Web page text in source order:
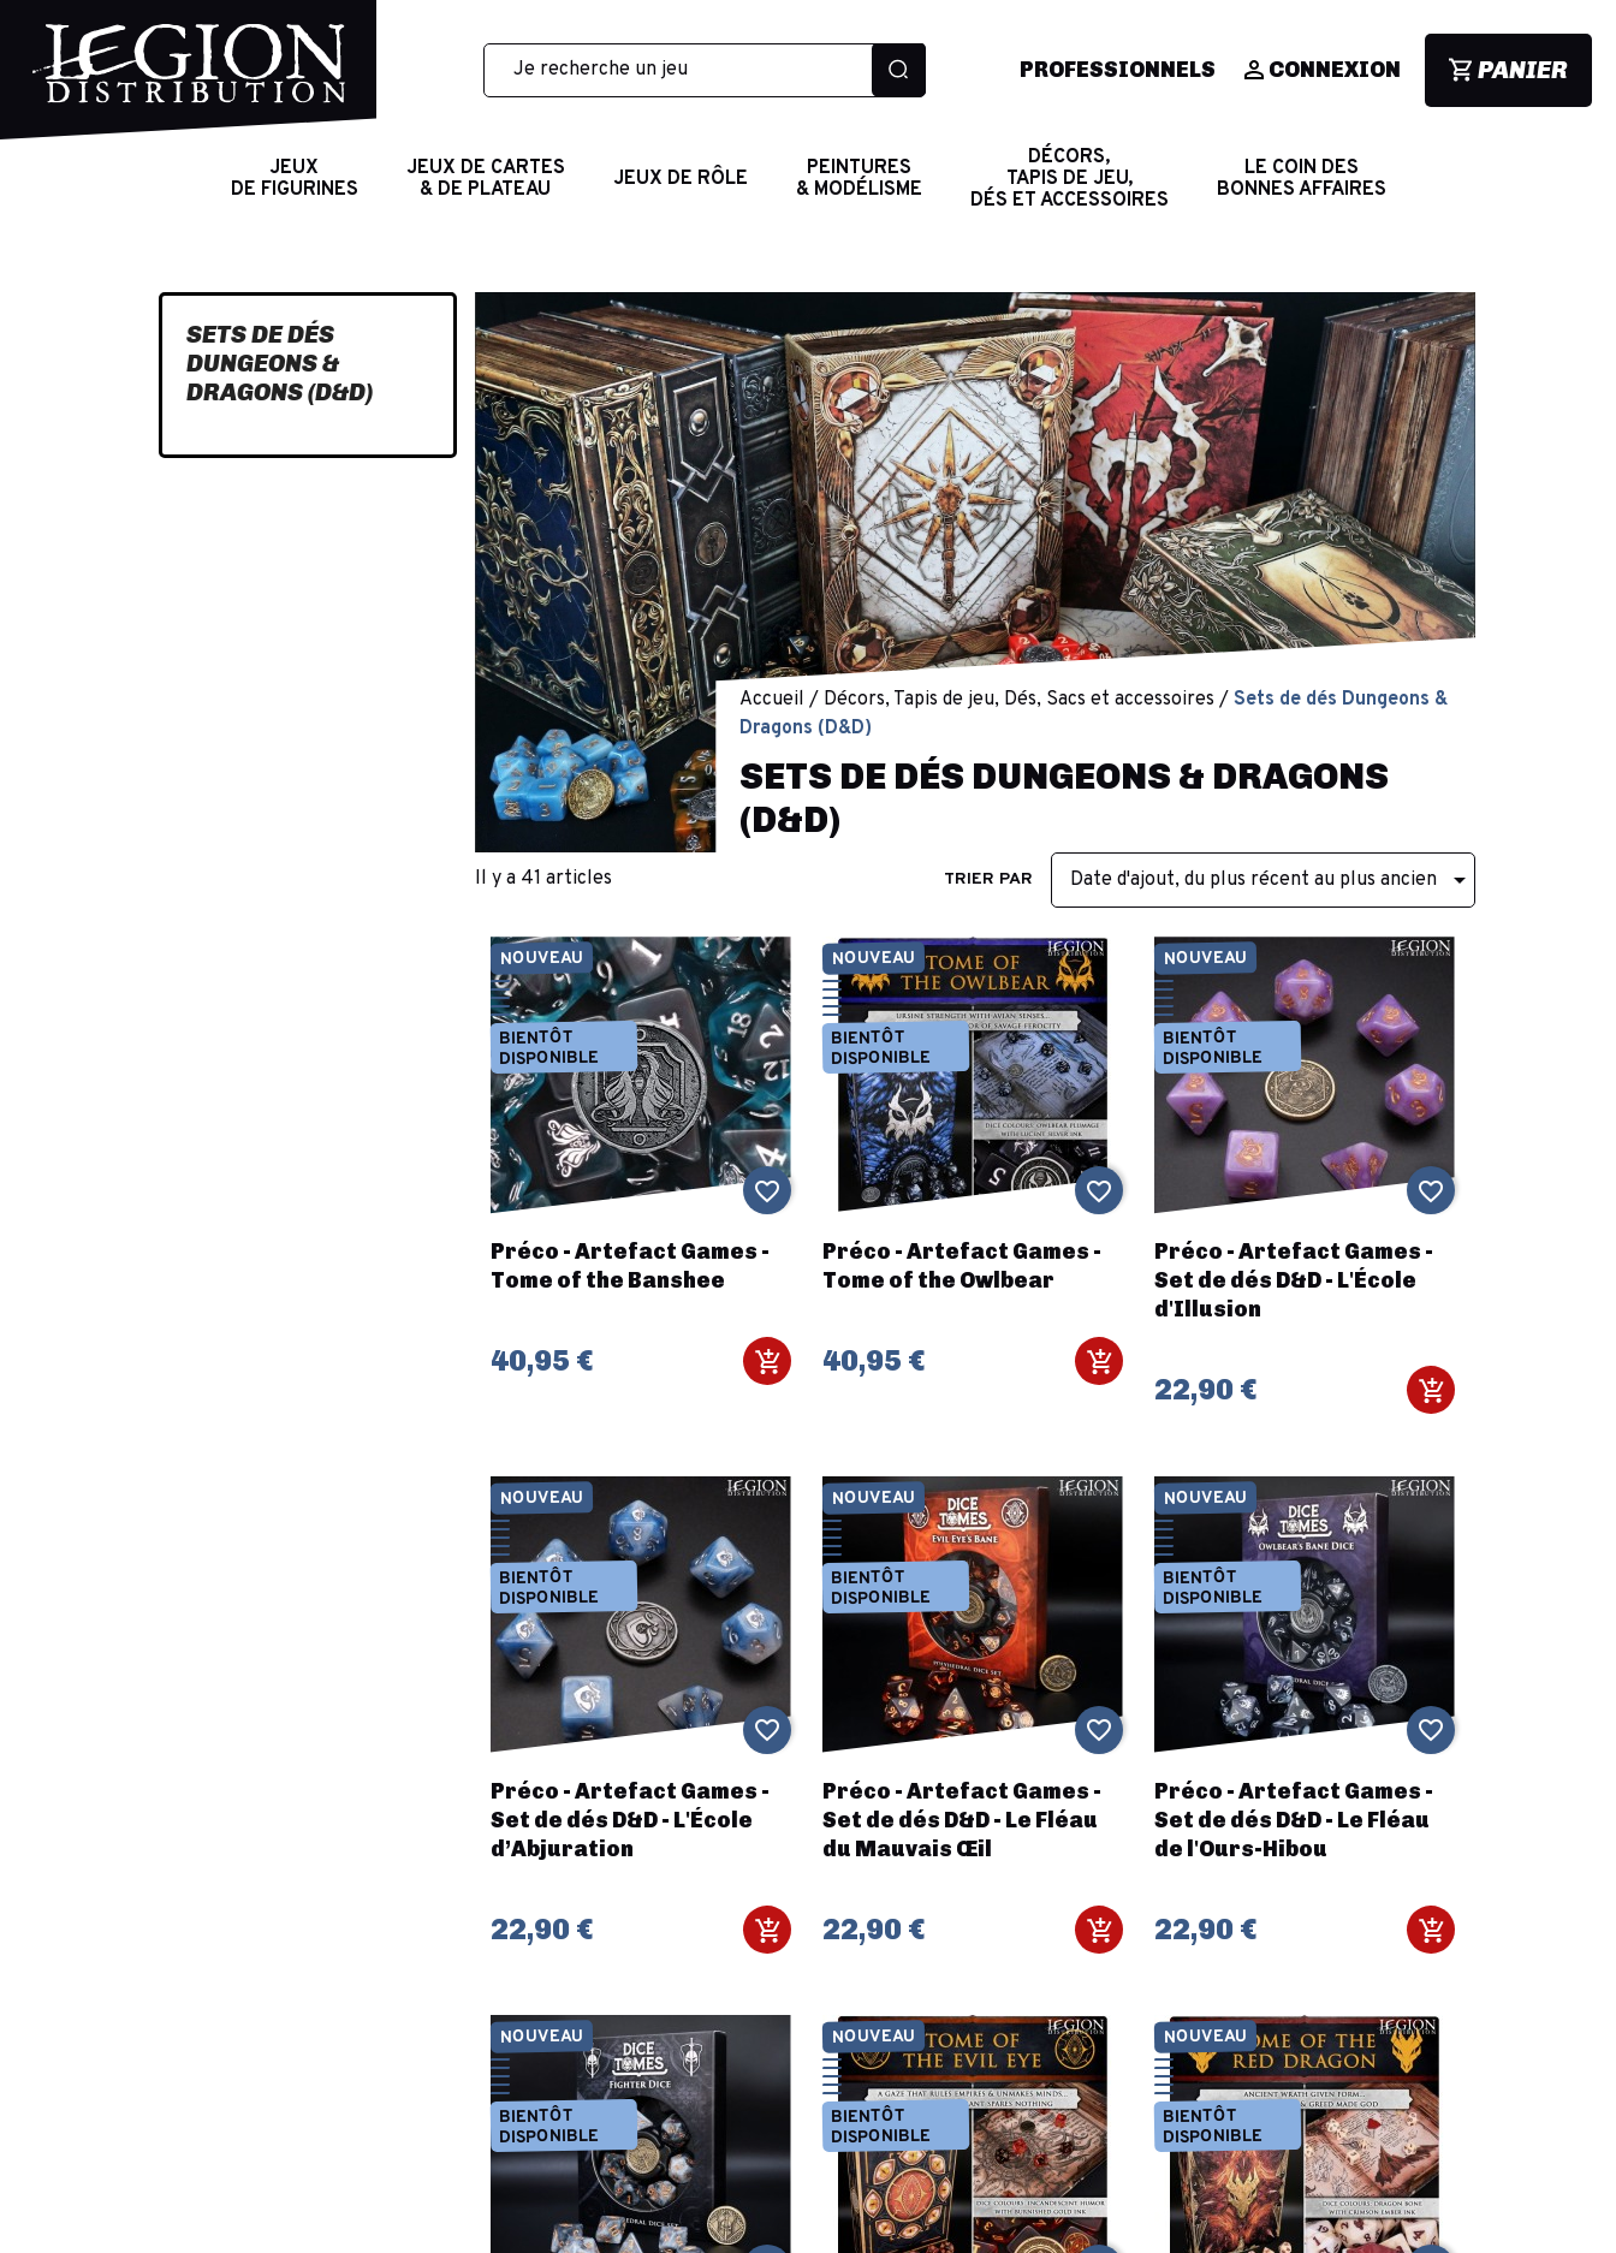
PROFESSIONNELS CONNEXION PANIER
JEUX
DE FIGURINES
JEUX DE CARTES
& DE PLATEAU
JEUX DE RÔLE
PEINTURES
& MODÉLISME
DÉCORS,
TAPIS DE JEU,
DÉS ET ACCESSOIRES
LE COIN DES
BONNES AFFAIRES
SETS DE DÉS
DUNGEONS &
DRAGONS (D&D)
Accueil Décors, Tapis de jeu, Dés, Sacs et accessoires
Sets de dés Dungeons &
Dragons (D&D)
SETS DE DÉS DUNGEONS & DRAGONS
(D&D)
Il y a 41 articles TRIER PAR Date d'ajout, du plus récent au plus ancien 
Préco - Artefact Games -
Tome of the Banshee
40,95 €
NOUVEAU
BIENTÔT
DISPONIBLE
favorite_border
Préco - Artefact Games -
Tome of the Owlbear
40,95 €
NOUVEAU
BIENTÔT
DISPONIBLE
favorite_border
Préco - Artefact Games -
Set de dés D&D - L'École
d'Illusion
22,90 €
NOUVEAU
BIENTÔT
DISPONIBLE
favorite_border
Préco - Artefact Games -
Set de dés D&D - L'École
d’Abjuration
22,90 €
NOUVEAU
BIENTÔT
DISPONIBLE
favorite_border
Préco - Artefact Games -
Set de dés D&D - Le Fléau
du Mauvais Œil
22,90 €
NOUVEAU
BIENTÔT
DISPONIBLE
favorite_border
Préco - Artefact Games -
Set de dés D&D - Le Fléau
de l'Ours-Hibou
22,90 €
NOUVEAU
BIENTÔT
DISPONIBLE
favorite_border
NOUVEAU
BIENTÔT
DISPONIBLE
NOUVEAU
BIENTÔT
DISPONIBLE
NOUVEAU
BIENTÔT
DISPONIBLE